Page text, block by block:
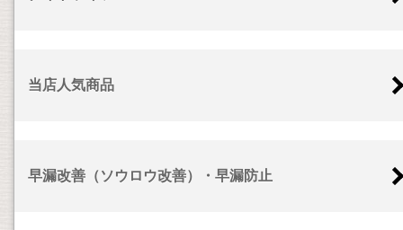
当店人気商品
早漏改善（ソウロウ改善）・早漏防止